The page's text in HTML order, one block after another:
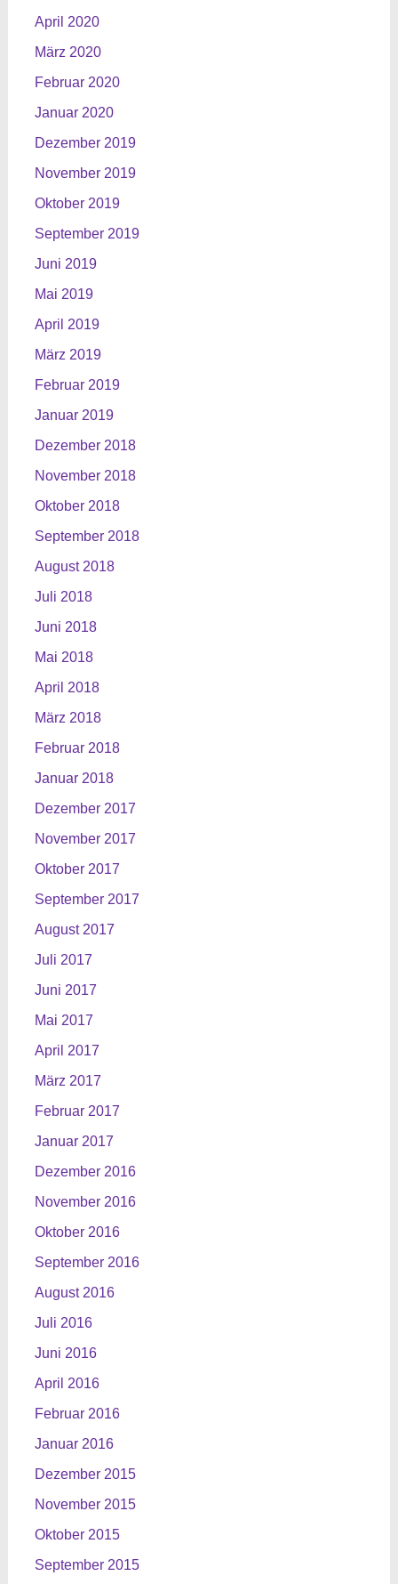
April 2020
März 2020
Februar 2020
Januar 2020
Dezember 2019
November 2019
Oktober 2019
September 2019
Juni 2019
Mai 2019
April 2019
März 2019
Februar 2019
Januar 2019
Dezember 2018
November 2018
Oktober 2018
September 2018
August 2018
Juli 2018
Juni 2018
Mai 2018
April 2018
März 2018
Februar 2018
Januar 2018
Dezember 2017
November 2017
Oktober 2017
September 2017
August 2017
Juli 2017
Juni 2017
Mai 2017
April 2017
März 2017
Februar 2017
Januar 2017
Dezember 2016
November 2016
Oktober 2016
September 2016
August 2016
Juli 2016
Juni 2016
April 2016
Februar 2016
Januar 2016
Dezember 2015
November 2015
Oktober 2015
September 2015